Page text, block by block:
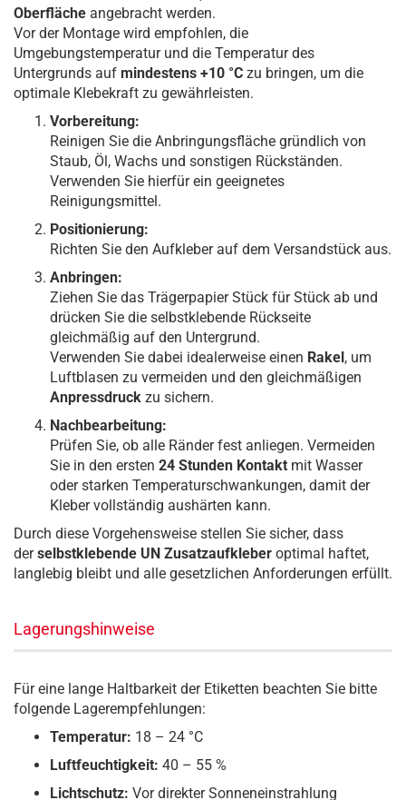
Oberfläche angebracht werden.
Vor der Montage wird empfohlen, die
Umgebungstemperatur und die Temperatur des
Untergrunds auf mindestens +10 °C zu bringen, um die
optimale Klebekraft zu gewährleisten.
Vorbereitung:
Reinigen Sie die Anbringungsfläche gründlich von
Staub, Öl, Wachs und sonstigen Rückständen.
Verwenden Sie hierfür ein geeignetes
Reinigungsmittel.
Positionierung:
Richten Sie den Aufkleber auf dem Versandstück aus.
Anbringen:
Ziehen Sie das Trägerpapier Stück für Stück ab und
drücken Sie die selbstklebende Rückseite
gleichmäßig auf den Untergrund.
Verwenden Sie dabei idealerweise einen Rakel, um
Luftblasen zu vermeiden und den gleichmäßigen
Anpressdruck zu sichern.
Nachbearbeitung:
Prüfen Sie, ob alle Ränder fest anliegen. Vermeiden
Sie in den ersten 24 Stunden Kontakt mit Wasser
oder starken Temperaturschwankungen, damit der
Kleber vollständig aushärten kann.
Durch diese Vorgehensweise stellen Sie sicher, dass
derselbstklebende UN Zusatzaufkleber optimal haftet,
langlebig bleibt und alle gesetzlichen Anforderungen erfüllt.
Lagerungshinweise
Für eine lange Haltbarkeit der Etiketten beachten Sie bitte
folgende Lagerempfehlungen:
Temperatur: 18 – 24 °C
Luftfeuchtigkeit: 40 – 55 %
Lichtschutz: Vor direkter Sonneneinstrahlung